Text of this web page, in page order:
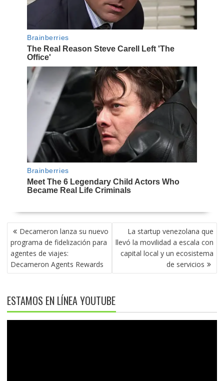
NAVEGACIÓN
DE
ENTRADAS
Decameron lanza su nuevo
programa de fidelización para
agentes de viajes:
Decameron Agents Rewards
La startup venezolana que
llevó la movilidad a escala con
capital local y un ecosistema
de servicios
ESTAMOS EN LÍNEA YOUTUBE